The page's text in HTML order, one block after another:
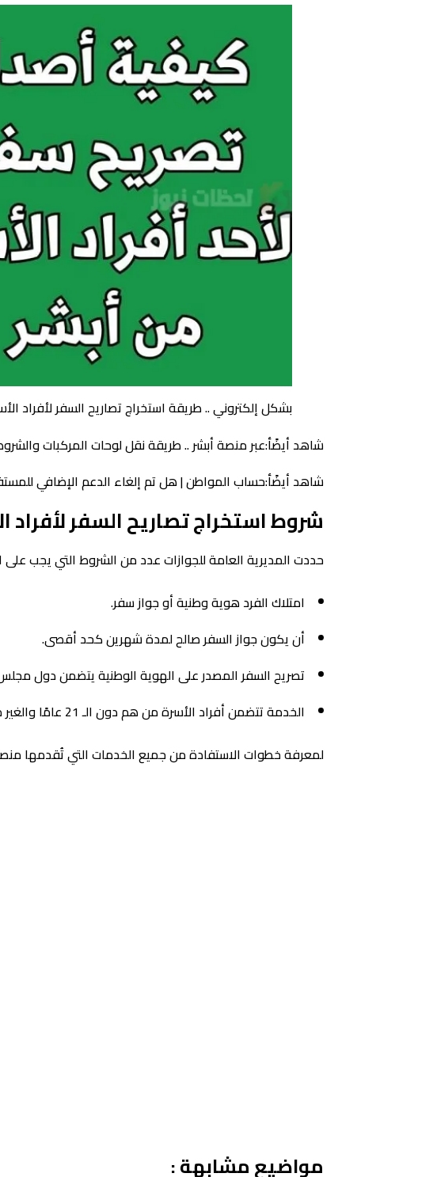
بشكل إلكتروني .. طريقة استخراج تصاريح السفر لأفراد
شاهد أيضًأ:عبر منصة أبشر .. طريقة نقل لوحات المركبات
شاهد أيضًأ:حساب المواطن | هل تم إلغاء الدعم الإضافي
شروط استخراج تصاريح السفر لأفراد
حددت المديرية العامة للجوازات عدد من الشروط التي يجب على
امتلاك الفرد هوية وطنية أو جواز سفر.
أن يكون جواز السفر صالح لمدة شهرين كحد أقصى.
تصريح السفر المصدر على الهوية الوطنية يتضمن دول
الخدمة تتضمن أفراد الأسرة من هم دون الـ 21 عامًا والغير متزوجين.
لمعرفة خطوات الاستفادة من جميع الخدمات التي تُقدمها
مواضيع مشابهة :